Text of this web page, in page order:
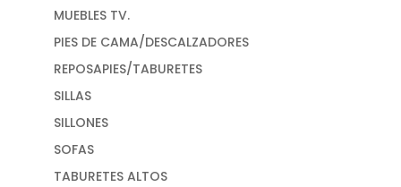
MUEBLES TV.
PIES DE CAMA/DESCALZADORES
REPOSAPIES/TABURETES
SILLAS
SILLONES
SOFAS
TABURETES ALTOS